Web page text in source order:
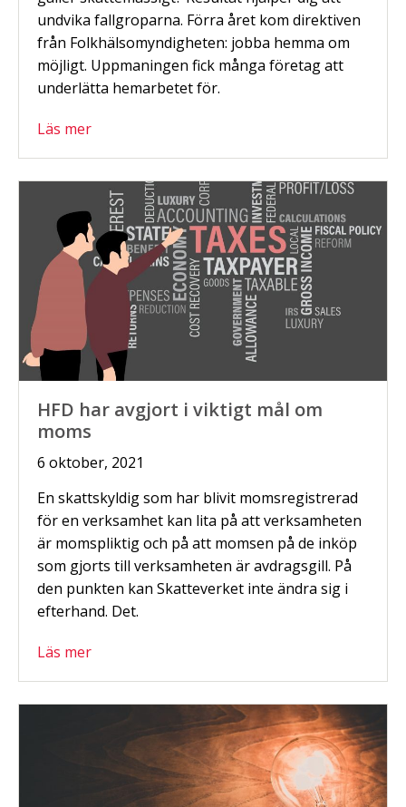
undvika fallgroparna. Förra året kom direktiven
från Folkhälsomyndigheten: jobba hemma om
möjligt. Uppmaningen fick många företag att
underlätta hemarbetet för.
Läs mer
HFD har avgjort i viktigt mål om
moms
6 oktober, 2021
En skattskyldig som har blivit momsregistrerad
för en verksamhet kan lita på att verksamheten
är momspliktig och på att momsen på de inköp
som gjorts till verksamheten är avdragsgill. På
den punkten kan Skatteverket inte ändra sig i
efterhand. Det.
Läs mer